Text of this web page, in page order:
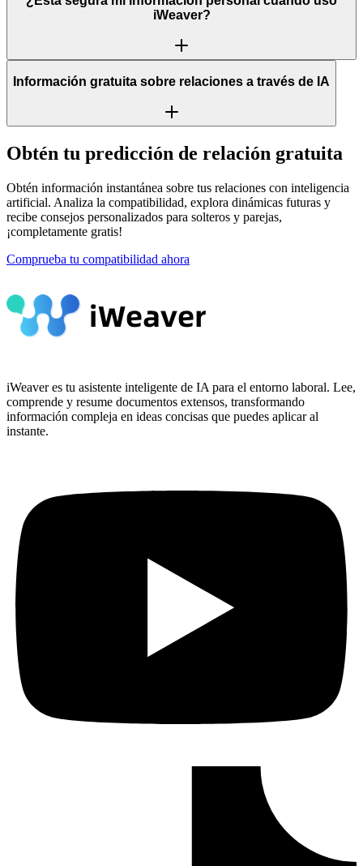
iWeaver?
Información gratuita sobre relaciones a través de IA
Obtén tu predicción de relación gratuita
Obtén información instantánea sobre tus relaciones con inteligencia
artificial. Analiza la compatibilidad, explora dinámicas futuras y
recibe consejos personalizados para solteros y parejas,
¡completamente gratis!
Comprueba tu compatibilidad ahora
iWeaver es tu asistente inteligente de IA para el entorno laboral. Lee,
comprende y resume documentos extensos, transformando
información compleja en ideas concisas que puedes aplicar al
instante.